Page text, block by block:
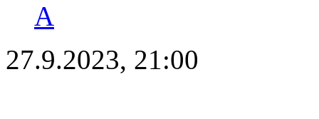
А
27.9.2023, 21:00